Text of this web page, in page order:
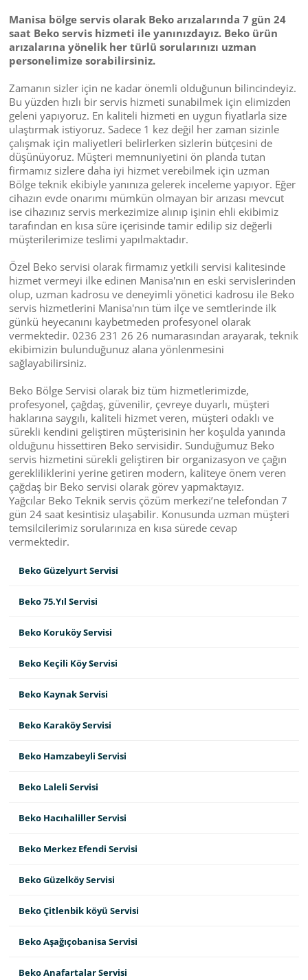
Manisa bölge servis olarak Beko arızalarında 7 gün 24
saat Beko servis hizmeti ile yanınızdayız. Beko ürün
arızalarına yönelik her türlü sorularınızı uzman
personelimize sorabilirsiniz.
Zamanın sizler için ne kadar önemli olduğunun bilincindeyiz.
Bu yüzden hızlı bir servis hizmeti sunabilmek için elimizden
geleni yapıyoruz. En kaliteli hizmeti en uygun fiyatlarla size
ulaştırmak istiyoruz. Sadece 1 kez değil her zaman sizinle
çalışmak için maliyetleri belirlerken sizlerin bütçesini de
düşünüyoruz. Müşteri memnuniyetini ön planda tutan
firmamız sizlere daha iyi hizmet verebilmek için uzman
Bölge teknik ekibiyle yanınıza gelerek inceleme yapıyor. Eğer
cihazın evde onarımı mümkün olmayan bir arızası mevcut
ise cihazınız servis merkezimize alınıp işinin ehli ekibimiz
tarafından en kısa süre içerisinde tamir edilip siz değerli
müşterilerimize teslimi yapılmaktadır.
Özel Beko servisi olarak firmamız yetkili servisi kalitesinde
hizmet vermeyi ilke edinen Manisa'nın en eski servislerinden
olup, uzman kadrosu ve deneyimli yönetici kadrosu ile Beko
servis hizmetlerini Manisa'nın tüm ilçe ve semtlerinde ilk
günkü heyecanını kaybetmeden profesyonel olarak
vermektedir. 0236 231 26 26 numarasından arayarak, teknik
ekibimizin bulunduğunuz alana yönlenmesini
sağlayabilirsiniz.
Beko Bölge Servisi olarak biz tüm hizmetlerimizde,
profesyonel, çağdaş, güvenilir, çevreye duyarlı, müşteri
haklarına saygılı, kaliteli hizmet veren, müşteri odaklı ve
sürekli kendini geliştiren müşterisinin her koşulda yanında
olduğunu hissettiren Beko servisidir. Sunduğumuz Beko
servis hizmetini sürekli geliştiren bir organizasyon ve çağın
gerekliliklerini yerine getiren modern, kaliteye önem veren
çağdaş bir Beko servisi olarak görev yapmaktayız.
Yağcılar Beko Teknik servis çözüm merkezi’ne telefondan 7
gün 24 saat kesintisiz ulaşabilir. Konusunda uzman müşteri
temsilcilerimiz sorularınıza en kısa sürede cevap
vermektedir.
Beko Güzelyurt Servisi
Beko 75.Yıl Servisi
Beko Koruköy Servisi
Beko Keçili Köy Servisi
Beko Kaynak Servisi
Beko Karaköy Servisi
Beko Hamzabeyli Servisi
Beko Laleli Servisi
Beko Hacıhaliller Servisi
Beko Merkez Efendi Servisi
Beko Güzelköy Servisi
Beko Çitlenbik köyü Servisi
Beko Aşağıçobanisa Servisi
Beko Anafartalar Servisi